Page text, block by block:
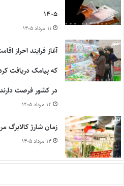
۱۴۰۵
۱۱ مرداد ۱۴۰۵
آغاز فرایند احراز
که پیامک دریافت
در کشور فرصت دارند
۱۴ مرداد ۱۴۰۵
زمان شارژ کالابرگ
۱۴ مرداد ۱۴۰۵